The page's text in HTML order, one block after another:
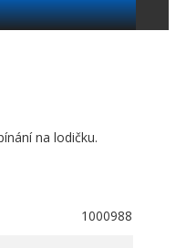
na lodičku.
1000988